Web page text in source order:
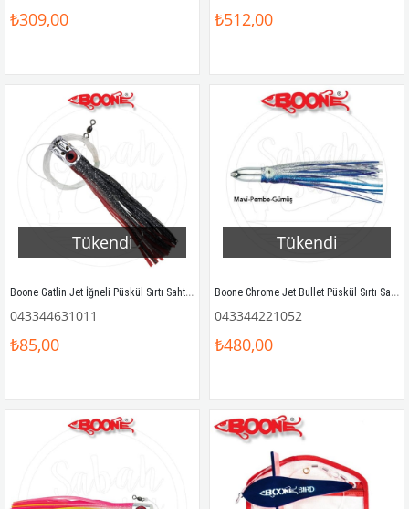
₺309,00 ₺512,00
Tükendi
Boone Gatlin Jet İğneli Püskül Sırtı Sahtesi 18cm Kırmızı / Siyah
043344631011
₺85,00
Tükendi
Boone Chrome Jet Bullet Püskül Sırtı Sahtesi 18cm 85gr Mavi Pembe Gümüş
043344221052
₺480,00